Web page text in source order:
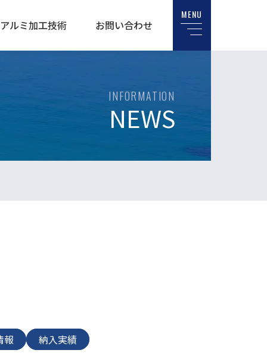
アルミ加工技術 お問い合わせ
MENU
INFORMATION
NEWS
報 納入実績